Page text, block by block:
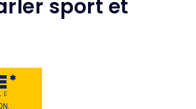
sport et